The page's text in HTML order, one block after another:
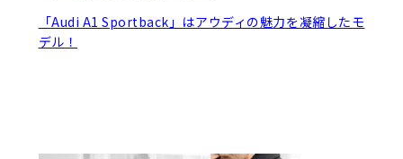
「Audi A1 Sportback」はアウディの魅力を凝縮したモ
デル！